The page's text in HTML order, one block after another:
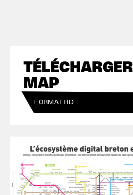
MAP
FORMAT HD